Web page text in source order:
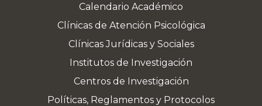
Calendario Académico
Clínicas de Atención Psicológica
Clínicas Jurídicas y Sociales
Institutos de Investigación
Centros de Investigación
Políticas, Reglamentos y Protocolos